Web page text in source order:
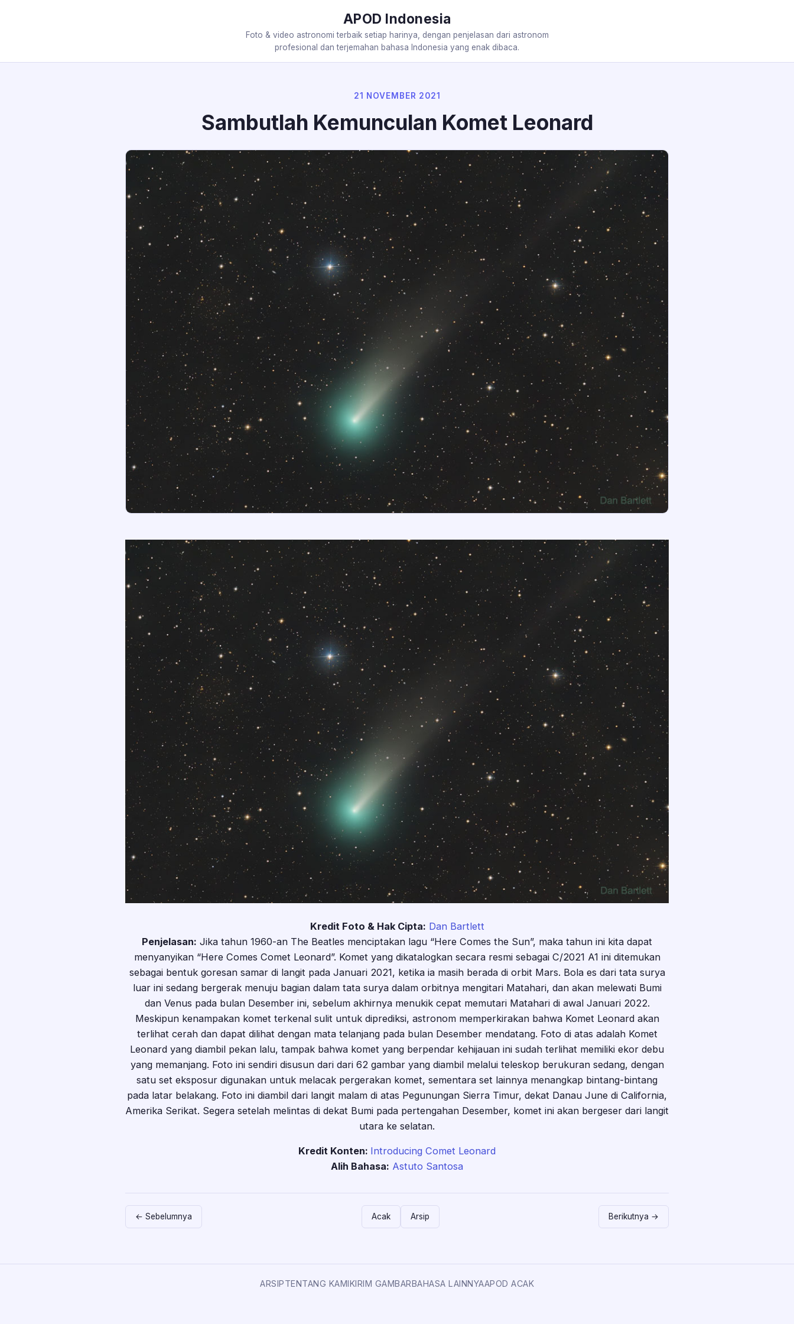
APOD Indonesia
Foto & video astronomi terbaik setiap harinya, dengan penjelasan dari astronom
profesional dan terjemahan bahasa Indonesia yang enak dibaca.
21 NOVEMBER 2021
Sambutlah Kemunculan Komet Leonard
Kredit Foto & Hak Cipta: Dan Bartlett
Penjelasan: Jika tahun 1960-an The Beatles menciptakan lagu “Here Comes the Sun”, maka tahun ini kita dapat
menyanyikan “Here Comes Comet Leonard”. Komet yang dikatalogkan secara resmi sebagai C/2021 A1 ini ditemukan
sebagai bentuk goresan samar di langit pada Januari 2021, ketika ia masih berada di orbit Mars. Bola es dari tata surya
luar ini sedang bergerak menuju bagian dalam tata surya dalam orbitnya mengitari Matahari, dan akan melewati Bumi
dan Venus pada bulan Desember ini, sebelum akhirnya menukik cepat memutari Matahari di awal Januari 2022.
Meskipun kenampakan komet terkenal sulit untuk diprediksi, astronom memperkirakan bahwa Komet Leonard akan
terlihat cerah dan dapat dilihat dengan mata telanjang pada bulan Desember mendatang. Foto di atas adalah Komet
Leonard yang diambil pekan lalu, tampak bahwa komet yang berpendar kehijauan ini sudah terlihat memiliki ekor debu
yang memanjang. Foto ini sendiri disusun dari dari 62 gambar yang diambil melalui teleskop berukuran sedang, dengan
satu set eksposur digunakan untuk melacak pergerakan komet, sementara set lainnya menangkap bintang-bintang
pada latar belakang. Foto ini diambil dari langit malam di atas Pegunungan Sierra Timur, dekat Danau June di California,
Amerika Serikat. Segera setelah melintas di dekat Bumi pada pertengahan Desember, komet ini akan bergeser dari langit
utara ke selatan.
Kredit Konten: Introducing Comet Leonard
Alih Bahasa: Astuto Santosa
← Sebelumnya Acak Arsip Berikutnya →
ARSIPTENTANG KAMIKIRIM GAMBARBAHASA LAINNYAAPOD ACAK